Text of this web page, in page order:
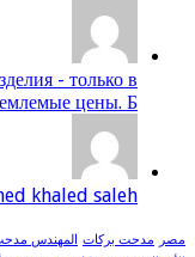
- только в
цены. Б...
khaled saleh...
مصر مدحت بركات المهندس